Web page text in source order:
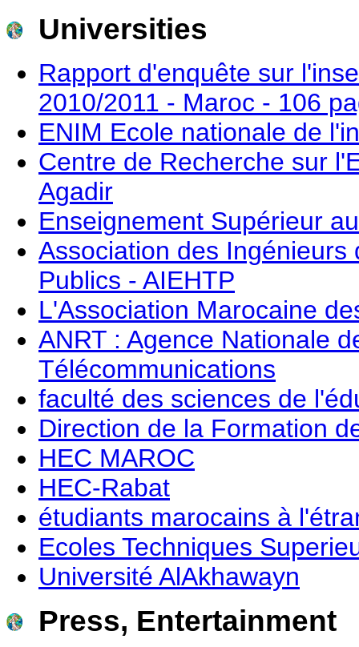
Universities
Rapport d'enquête sur
2010/2011 - Maroc - 106
ENIM Ecole nationale de
Centre de Recherche sur
Agadir
Enseignement Supérieur
Association des Ingénieurs
Publics - AIEHTP
L'Association Marocaine
ANRT : Agence Nationale
Télécommunications
faculté des sciences de
Direction de la Formation
HEC MAROC
HEC-Rabat
étudiants marocains à
Ecoles Techniques
Université AlAkhawayn
Press, Entertainment